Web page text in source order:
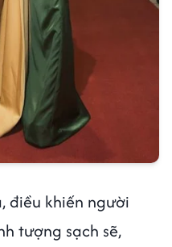
điều khiến người
tượng sạch sẽ,